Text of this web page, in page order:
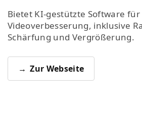
Bietet KI-gestützte Software für
Videoverbesserung, inklusive
Schärfung und Vergrößerung.
Zur Webseite